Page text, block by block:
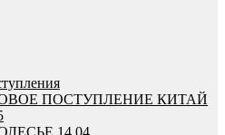
ПОСТУПЛЕНИЕ КИТАЙ
14.04